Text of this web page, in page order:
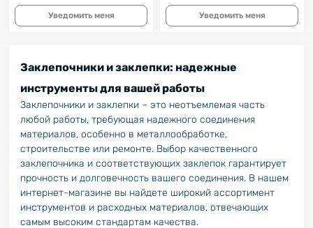
Уведомить меня Уведомить меня
Заклепочники и заклепки: надежные
инструменты для вашей работы
Заклепочники и заклепки – это неотъемлемая часть
любой работы, требующая надежного соединения
материалов, особенно в металлообработке,
строительстве или ремонте. Выбор качественного
заклепочника и соответствующих заклепок гарантирует
прочность и долговечность вашего соединения. В нашем
интернет-магазине вы найдете широкий ассортимент
инструментов и расходных материалов, отвечающих
самым высоким стандартам качества.